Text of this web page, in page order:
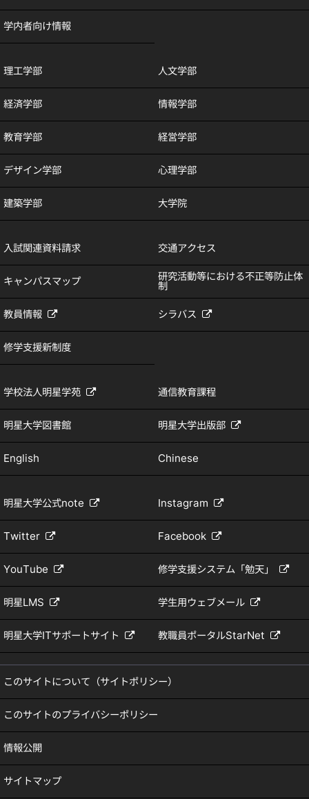
学内者向け情報
理工学部 人文学部
経済学部 情報学部
教育学部 経営学部
デザイン学部 心理学部
建築学部 大学院
入試関連資料請求 交通アクセス
キャンパスマップ
研究活動等における不正等防止体
制
教員情報 シラバス
修学支援新制度
学校法人明星学苑 通信教育課程
明星大学図書館 明星大学出版部
English Chinese
明星大学公式note Instagram
Twitter Facebook
YouTube 修学支援システム「勉天」
明星LMS 学生用ウェブメール
明星大学ITサポートサイト 教職員ポータルStarNet
このサイトについて（サイトポリシー）
このサイトのプライバシーポリシー
情報公開
サイトマップ